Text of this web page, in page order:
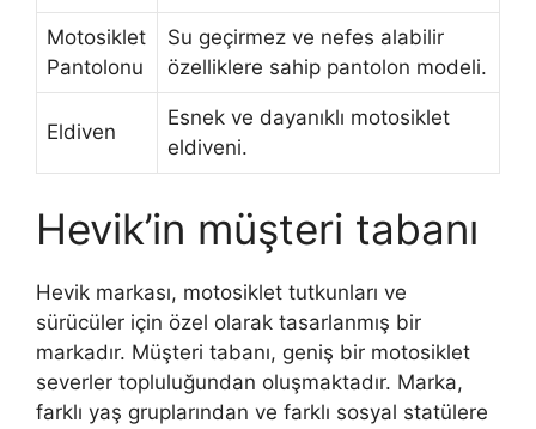
Motosiklet
Pantolonu
Su geçirmez ve nefes alabilir
özelliklere sahip pantolon modeli.
Eldiven
Esnek ve dayanıklı motosiklet
eldiveni.
Hevik’in müşteri tabanı
Hevik markası, motosiklet tutkunları ve
sürücüler için özel olarak tasarlanmış bir
markadır. Müşteri tabanı, geniş bir motosiklet
severler topluluğundan oluşmaktadır. Marka,
farklı yaş gruplarından ve farklı sosyal statülere